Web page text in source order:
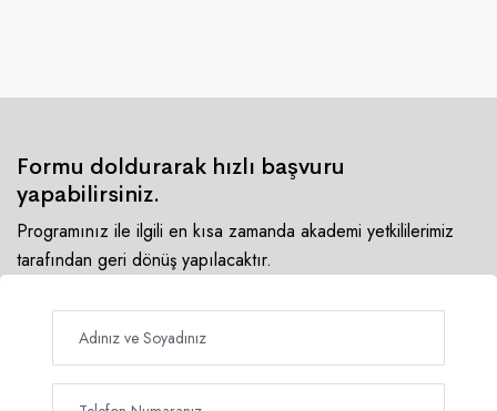
Formu doldurarak hızlı başvuru
yapabilirsiniz.
Programınız ile ilgili en kısa zamanda akademi yetkililerimiz
tarafından geri dönüş yapılacaktır.